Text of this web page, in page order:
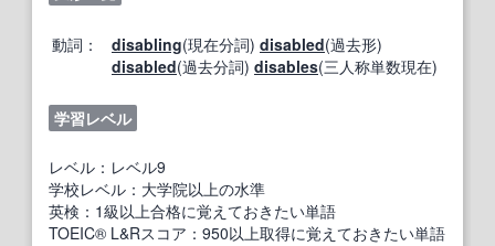
動詞： disabling(現在分詞) disabled(過去形)
disabled(過去分詞) disables(三人称単数現在)
学習レベル
レベル：レベル9
学校レベル：大学院以上の水準
英検：1級以上合格に覚えておきたい単語
TOEIC® L&Rスコア：950以上取得に覚えておきたい単語